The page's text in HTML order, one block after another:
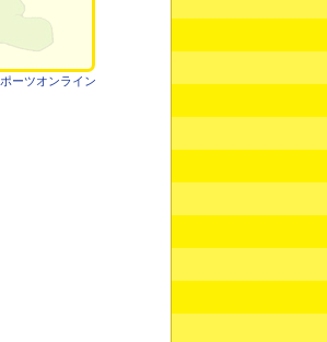
ーツオンライン